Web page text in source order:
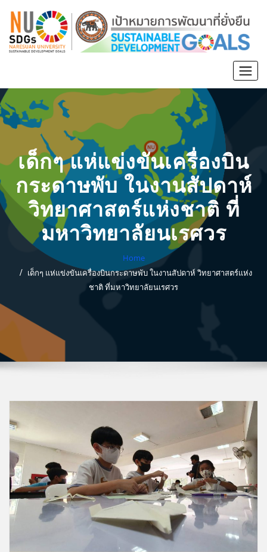
เด็กๆ แห่แข่งขันเครื่องบิน
กระดาษพับ ในงานสัปดาห์
วิทยาศาสตร์แห่งชาติ ที่
มหาวิทยาลัยนเรศวร
Home
เด็กๆ แห่แข่งขันเครื่องบินกระดาษพับ ในงานสัปดาห์ วิทยาศาสตร์แห่ง
ชาติ ที่มหาวิทยาลัยนเรศวร